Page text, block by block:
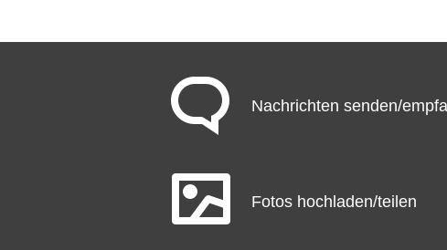
Nachrichten senden/
Fotos hochladen/teilen